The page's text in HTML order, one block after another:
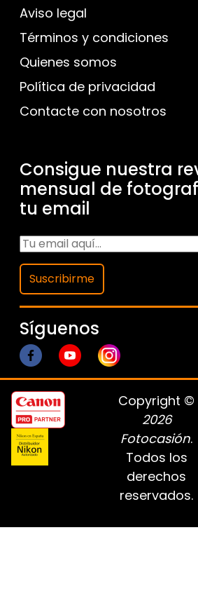
Aviso legal
Términos y condiciones
Quienes somos
Política de privacidad
Contacte con nosotros
Consigue nuestra
mensual de
tu email
Suscribirme
Síguenos
Copyright ©
2026
Fotocasión.
Todos los
derechos
reservados.